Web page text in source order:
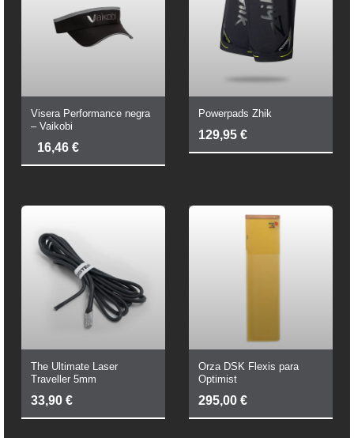
Visera Performance negra
– Vaikobi
El
Precio
Era:
16,46 €El
Precio
Es:
Powerpads Zhik
129,95 €
The Ultimate Laser
Traveller 5mm
33,90 €
Orza DSK Flexis para
Optimist
295,00 €